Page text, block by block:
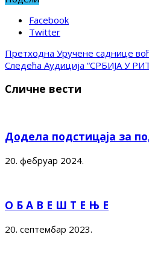
Facebook
Twitter
Претходна Уручене саднице
Следећа Аудиција “СРБИЈА У
Сличне вести
Додела подстицаја за
20. фебруар 2024.
О Б А В Е Ш Т Е Њ Е
20. септембар 2023.